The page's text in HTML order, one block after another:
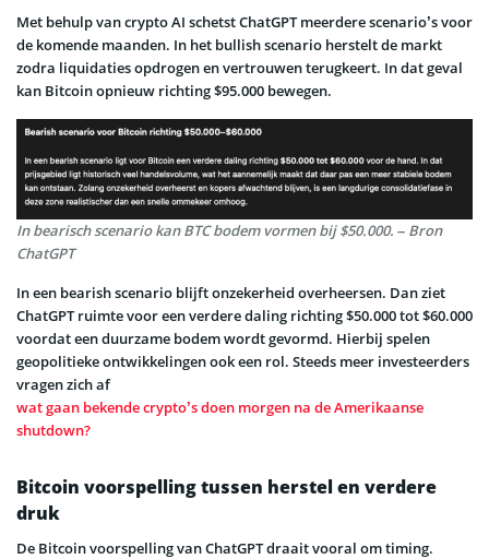
Met behulp van crypto AI schetst ChatGPT meerdere scenario’s voor
de komende maanden. In het bullish scenario herstelt de markt
zodra liquidaties opdrogen en vertrouwen terugkeert. In dat geval
kan Bitcoin opnieuw richting $95.000 bewegen.
In bearisch scenario kan BTC bodem vormen bij $50.000. – Bron
ChatGPT
In een bearish scenario blijft onzekerheid overheersen. Dan ziet
ChatGPT ruimte voor een verdere daling richting $50.000 tot $60.000
voordat een duurzame bodem wordt gevormd. Hierbij spelen
geopolitieke ontwikkelingen ook een rol. Steeds meer investeerders
vragen zich af
wat gaan bekende crypto’s doen morgen na de Amerikaanse
shutdown?
Bitcoin voorspelling tussen herstel en verdere
druk
De Bitcoin voorspelling van ChatGPT draait vooral om timing.